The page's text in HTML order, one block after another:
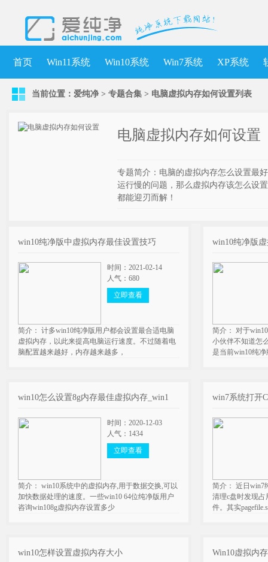
首页 Win11系统 Win10系统 Win7系统 XP系统
当前位置： 爱纯净 > 专题合集 > 电脑虚拟内存如何设置列表
电脑虚拟内存如何设置
专题简介：电脑的虚拟内存怎么设置最
运行慢的问题，那么虚拟内存该怎么设
都能迎刃而解！
win10纯净版中虚拟内存最佳设置技巧
时间：2021-02-14
人气：680
立即查看
简介： 计多win10纯净版用户都会设置最合适电脑
虚拟内存，以此来提高电脑运行速度。不过随着电
脑配置越来越好，内存越来越多，
win10纯净版
简介： 对于
小伙伴不知道怎
是当前win10纯
win10怎么设置8g内存最佳虚拟内存_win1
时间：2020-12-03
人气：1434
立即查看
简介： win10系统中的虚拟内存,用于数据交换,可以
加快数据处理的速度。一些win10 64位纯净版用户
咨询win108g虚拟内存设置多少
win7系统打开
简介： 近日win7
清理c盘时发现占
件。其实
win10怎样设置虚拟内存大小 Win10虚拟内